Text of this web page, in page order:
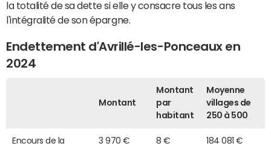
la totalité de sa dette si elle y consacre tous les ans
l'intégralité de son épargne.
Endettement d'Avrillé-les-Ponceaux en
2024
Montant
Montant
par
habitant
Moyenne
villages de
250 à 500
Encours de la
3 970 € 8 € 184 081 €